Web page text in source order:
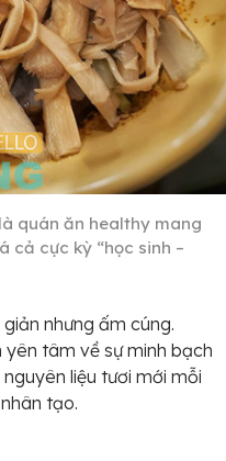
quán ăn healthy mang
cả cực kỳ “học sinh –
nhưng ấm cúng.
tâm về sự minh bạch
liệu tươi mới mỗi
tạo.